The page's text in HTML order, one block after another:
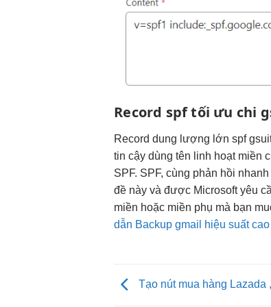
Record spftối ưu chi
Recorddung lượng lớn spf
tin cậy dùng tên linh hoạtmiền
SPF. SPF, cùng phản hồi nhanh
đề này và được Microsoft yêu
miền hoặc miền phụ mà bạn
dẫn Backup gmail hiệu suất cao
Tạo nút mua hàng Lazada